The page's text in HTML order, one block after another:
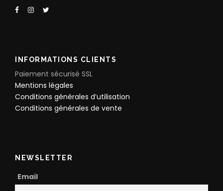
INFORMATIONS CLIENTS
Paiement sécurisé SSL
Mentions légales
Conditions générales d’utilisation
Conditions générales de vente
NEWSLETTER
Email